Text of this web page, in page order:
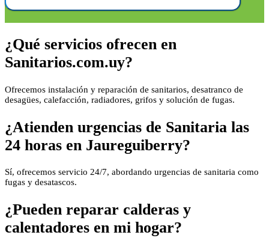
¿Qué servicios ofrecen en
Sanitarios.com.uy?
Ofrecemos instalación y reparación de sanitarios, desatranco de
desagües, calefacción, radiadores, grifos y solución de fugas.
¿Atienden urgencias de Sanitaria las
24 horas en Jaureguiberry?
Sí, ofrecemos servicio 24/7, abordando urgencias de sanitaria como
fugas y desatascos.
¿Pueden reparar calderas y
calentadores en mi hogar?